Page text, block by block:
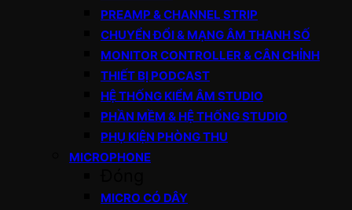
PREAMP & CHANNEL STRIP
CHUYỂN ĐỔI & MẠNG ÂM THANH SỐ
MONITOR CONTROLLER & CÂN CHỈNH
THIẾT BỊ PODCAST
HỆ THỐNG KIỂM ÂM STUDIO
PHẦN MỀM & HỆ THỐNG STUDIO
PHỤ KIỆN PHÒNG THU
MICROPHONE
MICRO CÓ DÂY